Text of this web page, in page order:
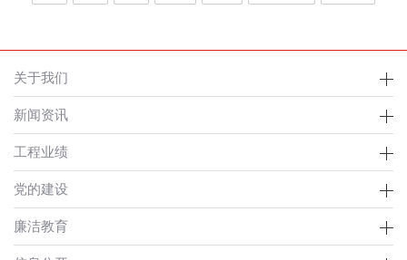
关于我们
新闻资讯
工程业绩
党的建设
廉洁教育